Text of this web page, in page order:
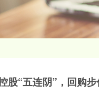
股“五连阴”，回购